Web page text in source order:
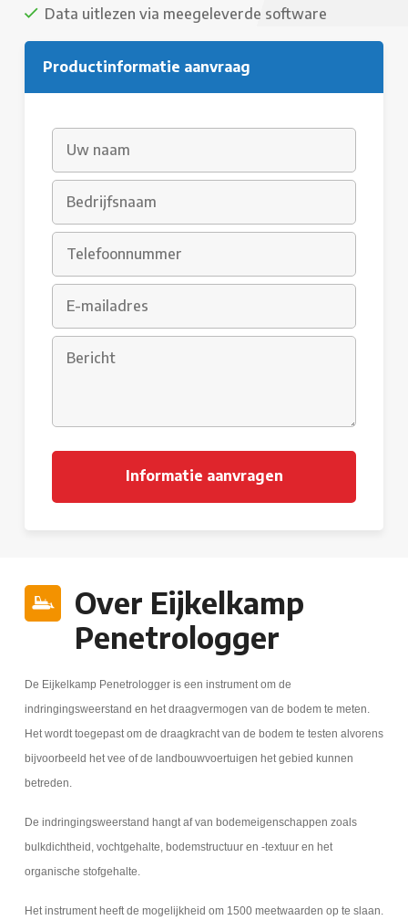
Data uitlezen via meegeleverde software
Productinformatie aanvraag
Over Eijkelkamp
Penetrologger
De Eijkelkamp Penetrologger is een instrument om de
indringingsweerstand en het draagvermogen van de bodem te meten.
Het wordt toegepast om de draagkracht van de bodem te testen alvorens
bijvoorbeeld het vee of de landbouwvoertuigen het gebied kunnen
betreden.
De indringingsweerstand hangt af van bodemeigenschappen zoals
bulkdichtheid, vochtgehalte, bodemstructuur en -textuur en het
organische stofgehalte.
Het instrument heeft de mogelijkheid om 1500 meetwaarden op te slaan.